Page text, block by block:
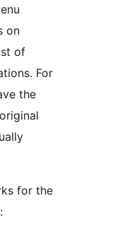
on
of
For
the
for the